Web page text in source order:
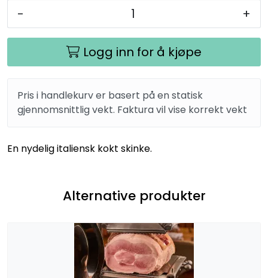
- +
Logg inn for å kjøpe
Pris i handlekurv er basert på en statisk
gjennomsnittlig vekt. Faktura vil vise korrekt vekt
En nydelig italiensk kokt skinke.
Alternative produkter